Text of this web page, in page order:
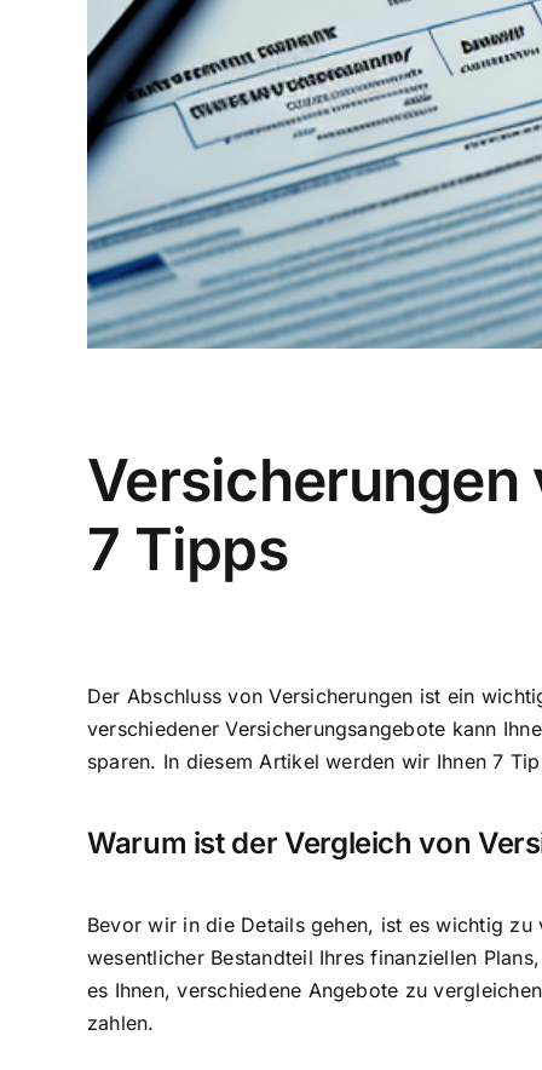
7 Tipps
Der Abschluss von Versicherungen ist ein
verschiedener Versicherungsangebote kann
sparen. In diesem Artikel werden wir Ihnen 7
Warum ist der Vergleich von
Bevor wir in die Details gehen, ist es wichtig
wesentlicher Bestandteil Ihres finanziellen
es Ihnen, verschiedene Angebote zu
zahlen.